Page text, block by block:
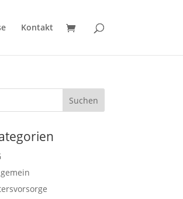
Kontakt